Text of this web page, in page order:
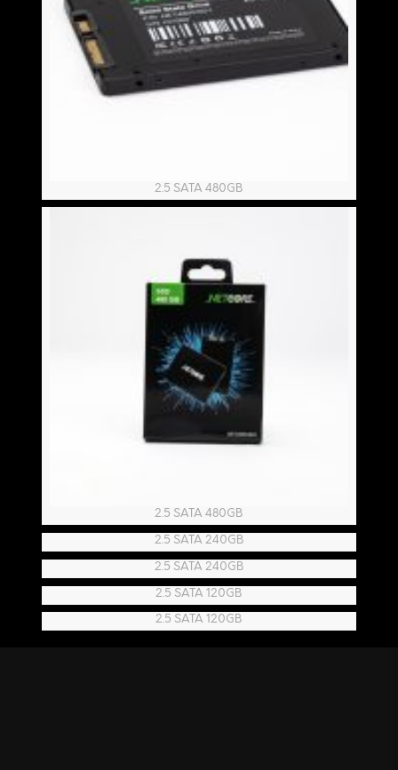
2.5 SATA 480GB
2.5 SATA 480GB
2.5 SATA 240GB
2.5 SATA 240GB
2.5 SATA 120GB
2.5 SATA 120GB